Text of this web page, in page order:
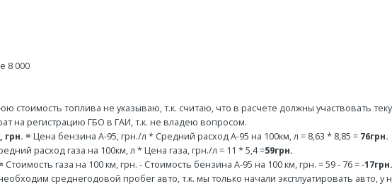
8 000
стоимость топлива не указываю, т.к. считаю, что в расчете должны участвовать
на регистрацию ГБО в ГАИ, т.к. не владею вопросом.
грн. = Цена бензина А-95, грн./л * Средний расход А-95 на 100км, л = 8,63 * 8,85 = 76грн.
расход газа на 100км, л * Цена газа, грн./л = 11 * 5,4 =59грн.
Стоимость газа на 100 км, грн. - Стоимость бензина А-95 на 100 км, грн. = 59 - 76 = -17грн.
среднегодовой пробег авто, т.к. мы только начали эксплуатировать авто, у